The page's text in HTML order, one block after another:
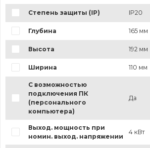
Степень защиты (IP) IP20
Глубина 165 мм
Высота 192 мм
Ширина 110 мм
С возможностью
подключения ПК
(персонального
компьютера)
Да
Выход. мощность при
номин. выход. напряжении
4 кВт